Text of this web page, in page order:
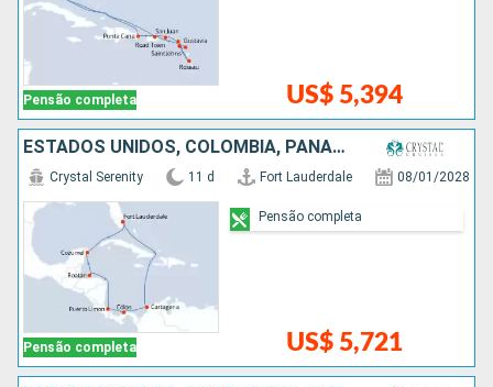
Pensão completa US$ 5,394
ESTADOS UNIDOS, COLOMBIA, PANAMÁ, COSTA RICA, HONDURAS, MÉXICO
Pensão completa
Crystal Serenity 11 d Fort Lauderdale 08/01/2028
US$ 5,721
Pensão completa